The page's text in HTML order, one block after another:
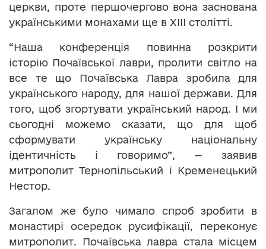
церкви, проте першочергово вона заснована
українськими монахами ще в ХІІІ столітті.
“Наша конференція повинна розкрити
історію Почаївської лаври, пролити світло на
все те що Почаївська Лавра зробила для
українського народу, для нашої держави. Для
того, щоб згортувати український народ. І ми
сьогодні можемо сказати, що для щоб
сформувати українську національну
ідентичність і говоримо”, — заявив
митрополит Тернопільський і Кременецький
Нестор.
Загалом же було чимало спроб зробити в
монастирі осередок русифікації, переконує
митрополит. Почаївська лавра стала місцем